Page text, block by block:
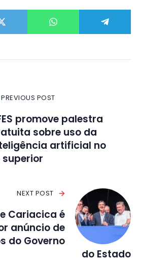
PREVIOUS POST
promove palestra
sobre uso da
artificial no
NEXT POST
Cariacica é
anúncio de
do Governo
do Estado